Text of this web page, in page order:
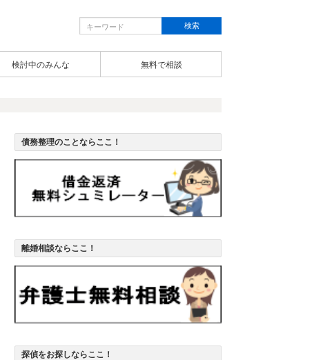
検討中のみんな 無料で相談
債務整理のことならここ！
離婚相談ならここ！
探偵をお探しならここ！